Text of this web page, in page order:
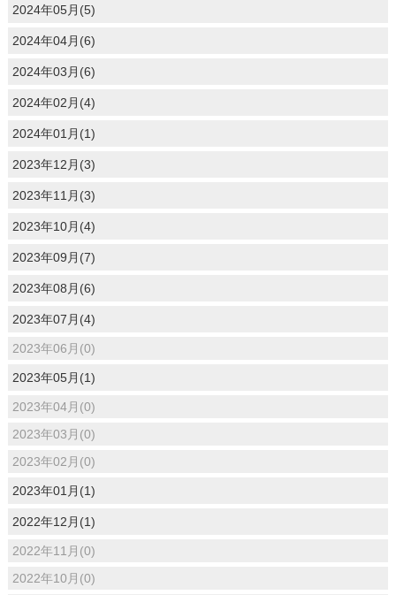
2024年05月(5)
2024年04月(6)
2024年03月(6)
2024年02月(4)
2024年01月(1)
2023年12月(3)
2023年11月(3)
2023年10月(4)
2023年09月(7)
2023年08月(6)
2023年07月(4)
2023年06月(0)
2023年05月(1)
2023年04月(0)
2023年03月(0)
2023年02月(0)
2023年01月(1)
2022年12月(1)
2022年11月(0)
2022年10月(0)